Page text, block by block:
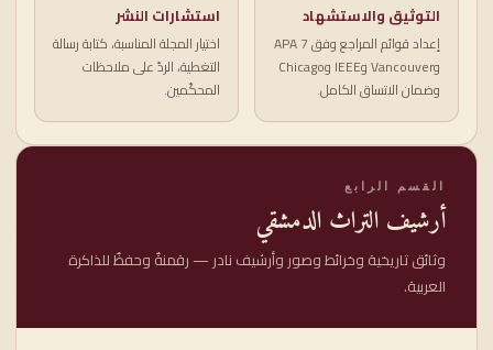
التوثيق والاستشهاد
إعداد قوائم المراجع وفق APA 7
وVancouver وIEEE وChicago
وضمان الاتساق الكامل.
استشارات النشر
اختيار المجلة المناسبة، كتابة رسالة
التغطية، الردّ على ملاحظات
المحكّمين.
القسم الرابع
أرشيف التراث الدمشقي
وثائق تاريخية وخرائط وصور وأرشيف نادر — رقمنةٌ وحفظٌ للذاكرة
العربية.